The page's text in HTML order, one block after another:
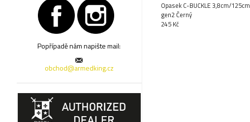
Popřípadě nám napište mail:
obchod@armedking.cz
Opasek C-BUCKLE 3,8cm/125cm
gen2 Černý
245 Kč